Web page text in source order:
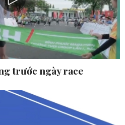
trước ngày race